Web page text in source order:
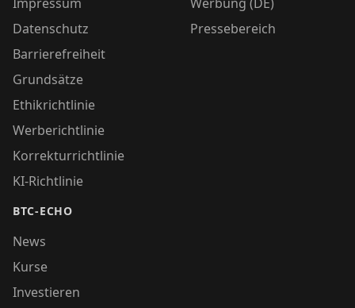
Datenschutz
Barrierefreiheit
Grundsätze
Ethikrichtlinie
Werberichtlinie
Korrekturrichtlinie
KI-Richtlinie
BTC-ECHO
News
Kurse
Investieren
Pressebereich